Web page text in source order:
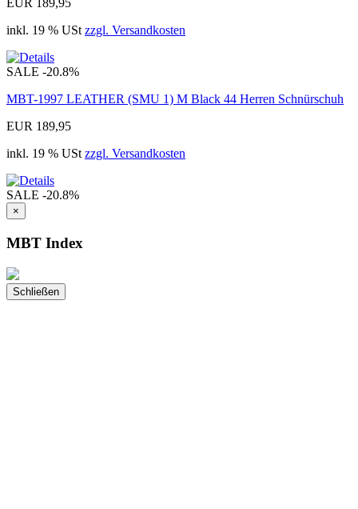
EUR 189,95
inkl. 19 % USt zzgl. Versandkosten
SALE -20.8%
MBT-1997 LEATHER (SMU 1) M Black 44 Herren Schnürschuh
EUR 189,95
inkl. 19 % USt zzgl. Versandkosten
SALE -20.8%
×
MBT Index
Schließen